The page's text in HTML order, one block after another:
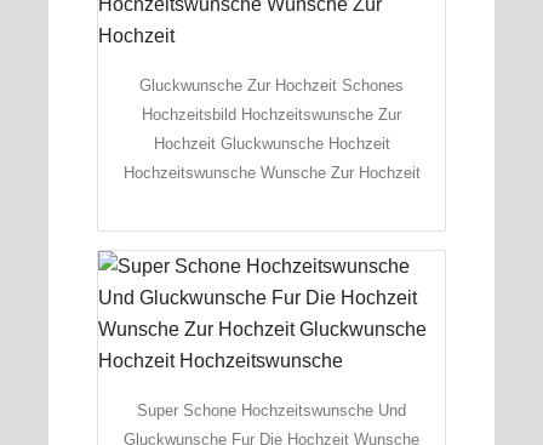
Gluckwunsche Zur Hochzeit Schones
Hochzeitsbild Hochzeitswunsche Zur
Hochzeit Gluckwunsche Hochzeit
Hochzeitswunsche Wunsche Zur Hochzeit
Super Schone Hochzeitswunsche Und
Gluckwunsche Fur Die Hochzeit Wunsche